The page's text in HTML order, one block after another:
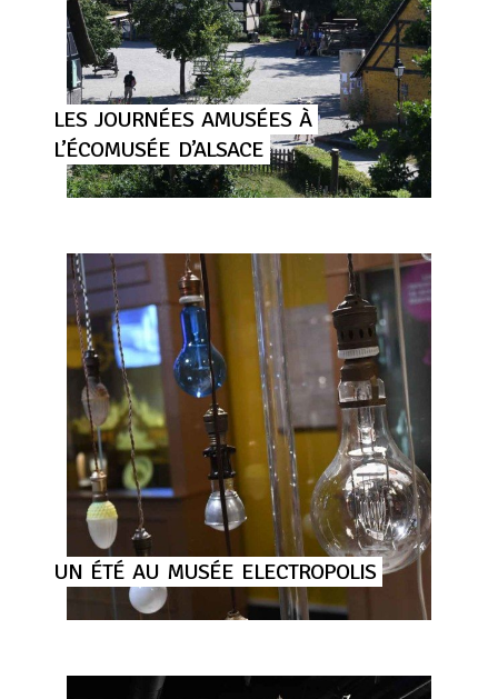
LES JOURNÉES AMUSÉES À
L’ÉCOMUSÉE D’ALSACE
UN ÉTÉ AU MUSÉE ELECTROPOLIS